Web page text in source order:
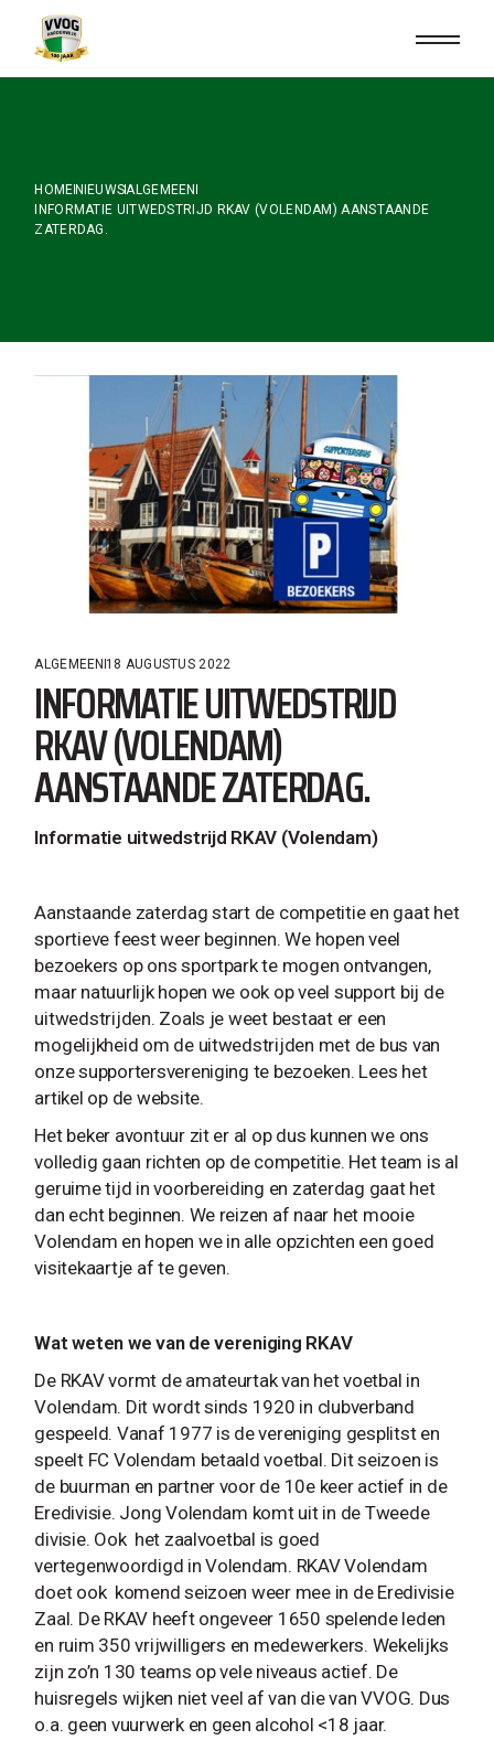
content
HOME NIEUWSALGEMEEN
INFORMATIE UITWEDSTRIJD RKAV (VOLENDAM) AANSTAANDE
ZATERDAG.
ALGEMEEN 18 AUGUSTUS 2022
INFORMATIE UITWEDSTRIJD
RKAV (VOLENDAM)
AANSTAANDE ZATERDAG.
Informatie uitwedstrijd RKAV (Volendam)
Aanstaande zaterdag start de competitie en gaat het
sportieve feest weer beginnen. We hopen veel
bezoekers op ons sportpark te mogen ontvangen,
maar natuurlijk hopen we ook op veel support bij de
uitwedstrijden. Zoals je weet bestaat er een
mogelijkheid om de uitwedstrijden met de bus van
onze supportersvereniging te bezoeken. Lees het
artikel op de website.
Het beker avontuur zit er al op dus kunnen we ons
volledig gaan richten op de competitie. Het team is al
geruime tijd in voorbereiding en zaterdag gaat het
dan echt beginnen. We reizen af naar het mooie
Volendam en hopen we in alle opzichten een goed
visitekaartje af te geven.
Wat weten we van de vereniging RKAV
De RKAV vormt de amateurtak van het voetbal in
Volendam. Dit wordt sinds 1920 in clubverband
gespeeld. Vanaf 1977 is de vereniging gesplitst en
speelt FC Volendam betaald voetbal. Dit seizoen is
de buurman en partner voor de 10e keer actief in de
Eredivisie. Jong Volendam komt uit in de Tweede
divisie. Ook het zaalvoetbal is goed
vertegenwoordigd in Volendam. RKAV Volendam
doet ook komend seizoen weer mee in de Eredivisie
Zaal. De RKAV heeft ongeveer 1650 spelende leden
en ruim 350 vrijwilligers en medewerkers. Wekelijks
zijn zo’n 130 teams op vele niveaus actief. De
huisregels wijken niet veel af van die van VVOG. Dus
o.a. geen vuurwerk en geen alcohol <18 jaar.